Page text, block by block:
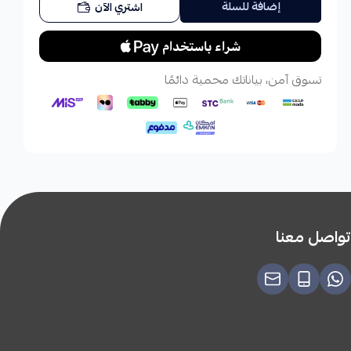
إضافة للسلة اشتري الآن
تسوق آمن، بياناتك محمية دائمًا
تواصل معنا